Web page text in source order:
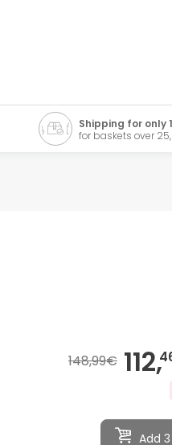
Shipping for only
for baskets over
148,99€ 112,
Add